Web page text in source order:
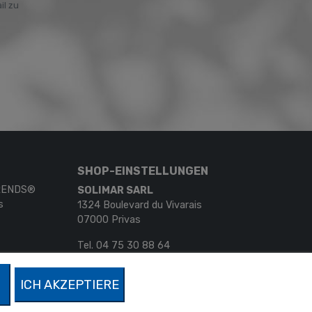
zu
SHOP-EINSTELLUNGEN
SOLIMAR SARL
1324 Boulevard du Vivarais
07000 Privas
Tel. 04 75 30 88 64
ICH AKZEPTIERE